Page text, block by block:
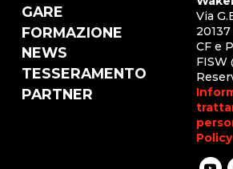
GARE
FORMAZIONE
NEWS
TESSERAMENTO
PARTNER
Via
CF e
FISW
Policy